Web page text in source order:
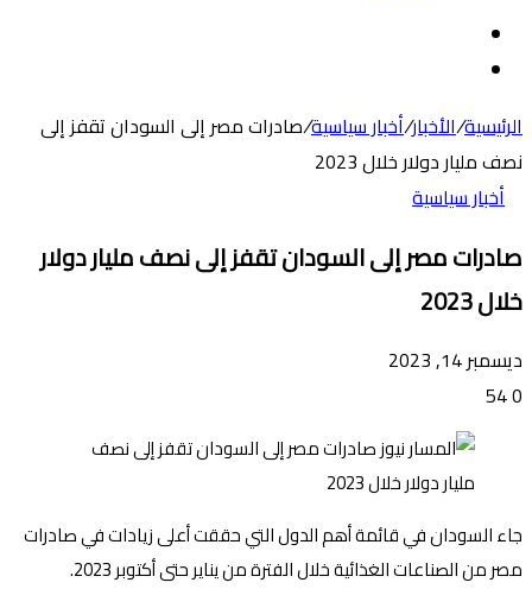
الرئيسية/الأخبار/أخبار سياسية/صادرات مصر إلى السودان تقفز إلى
نصف مليار دولار خلال 2023
أخبار سياسية
صادرات مصر إلى السودان تقفز إلى نصف مليار دولار
خلال 2023
ديسمبر 14, 2023
0
جاء السودان في قائمة أهم الدول التي حققت أعلى زيادات في صادرات
مصر من الصناعات الغذائية خلال الفترة من يناير حتى أكتوبر 2023.